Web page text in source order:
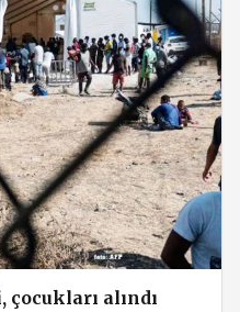
çocukları alındı